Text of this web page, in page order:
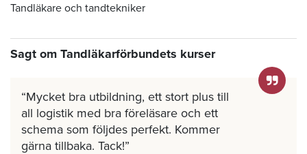
Tandläkare och tandtekniker
Sagt om Tandläkarförbundets kurser
Mycket bra utbildning, ett stort plus till
all logistik med bra föreläsare och ett
schema som följdes perfekt. Kommer
gärna tillbaka. Tack!